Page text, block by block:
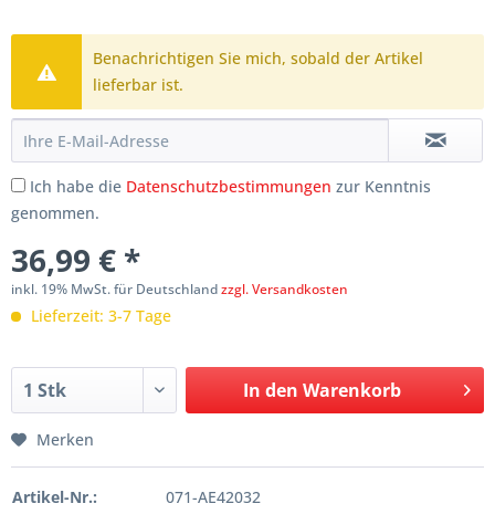
Benachrichtigen Sie mich, sobald der Artikel
lieferbar ist.
Ich habe die Datenschutzbestimmungen zur Kenntnis
genommen.
36,99 € *
inkl. 19% MwSt. für Deutschlandzzgl. Versandkosten
Lieferzeit: 3-7 Tage
In den Warenkorb
Merken
Artikel-Nr.:
071-AE42032